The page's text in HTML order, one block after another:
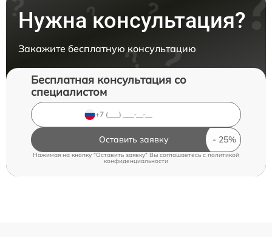
Нужна консультация?
Закажите бесплатную консультацию
Бесплатная консультация со
специалистом
Оставить заявку
Нажимая на кнопку "Оставить заявку" Вы соглашаетесь cполитикой
конфиденциальности